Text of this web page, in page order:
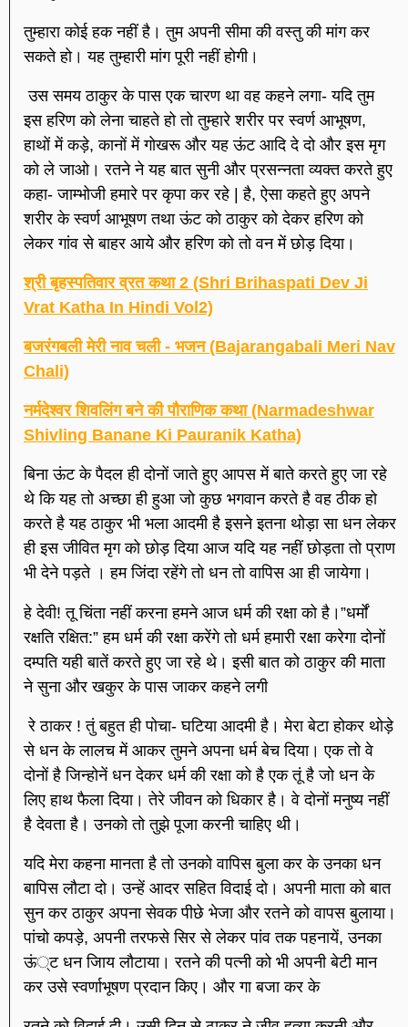
तुम्हारा कोई हक नहीं है। तुम अपनी सीमा की वस्तु की मांग कर
सकते हो। यह तुम्हारी मांग पूरी नहीं होगी।
उस समय ठाकुर के पास एक चारण था वह कहने लगा- यदि तुम
इस हरिण को लेना चाहते हो तो तुम्हारे शरीर पर स्वर्ण आभूषण,
हाथों में कड़े, कानों में गोखरू और यह ऊंट आदि दे दो और इस मृग
को ले जाओ। रतने ने यह बात सुनी और प्रसन्नता व्यक्त करते हुए
कहा- जाम्भोजी हमारे पर कृपा कर रहे | है, ऐसा कहते हुए अपने
शरीर के स्वर्ण आभूषण तथा ऊंट को ठाकुर को देकर हरिण को
लेकर गांव से बाहर आये और हरिण को तो वन में छोड़ दिया।
श्री बृहस्पतिवार व्रत कथा 2 (Shri Brihaspati Dev Ji
Vrat Katha In Hindi Vol2)
बजरंगबली मेरी नाव चली - भजन (Bajarangabali Meri Nav
Chali)
नर्मदेश्वर शिवलिंग बने की पौराणिक कथा (Narmadeshwar
Shivling Banane Ki Pauranik Katha)
बिना ऊंट के पैदल ही दोनों जाते हुए आपस में बाते करते हुए जा रहे
थे कि यह तो अच्छा ही हुआ जो कुछ भगवान करते है वह ठीक हो
करते है यह ठाकुर भी भला आदमी है इसने इतना थोड़ा सा धन लेकर
ही इस जीवित मृग को छोड़ दिया आज यदि यह नहीं छोड़ता तो प्राण
भी देने पड़ते । हम जिंदा रहेंगे तो धन तो वापिस आ ही जायेगा।
हे देवी! तू चिंता नहीं करना हमने आज धर्म की रक्षा को है।”धर्मों
रक्षति रक्षित:” हम धर्म की रक्षा करेंगे तो धर्म हमारी रक्षा करेगा दोनों
दम्पति यही बातें करते हुए जा रहे थे। इसी बात को ठाकुर की माता
ने सुना और खकुर के पास जाकर कहने लगी
रे ठाकर ! तुं बहुत ही पोचा- घटिया आदमी है। मेरा बेटा होकर थोड़े
से धन के लालच में आकर तुमने अपना धर्म बेच दिया। एक तो वे
दोनों है जिन्होनें धन देकर धर्म की रक्षा को है एक तूं है जो धन के
लिए हाथ फैला दिया। तेरे जीवन को धिकार है। वे दोनों मनुष्य नहीं
है देवता है। उनको तो तुझे पूजा करनी चाहिए थी।
यदि मेरा कहना मानता है तो उनको वापिस बुला कर के उनका धन
बापिस लौटा दो। उन्हें आदर सहित विदाई दो। अपनी माता को बात
सुन कर ठाकुर अपना सेवक पीछे भेजा और रतने को वापस बुलाया।
पांचो कपड़े, अपनी तरफसे सिर से लेकर पांव तक पहनायें, उनका
ऊं्ट धन जािय लौटाया। रतने की पत्नी को भी अपनी बेटी मान
कर उसे स्वर्णाभूषण प्रदान किए। और गा बजा कर के